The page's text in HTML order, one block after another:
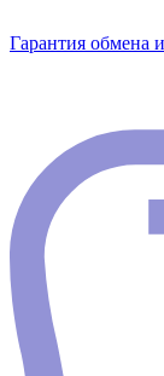
Гарантия обмена